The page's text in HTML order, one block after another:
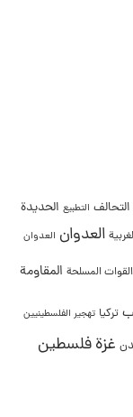
التحالف التطبيع الحديدة
العدوان العدوان
القوات المسلحة المقاومة
تركيا تهجير الفلسطينيين
غزةفلسطين